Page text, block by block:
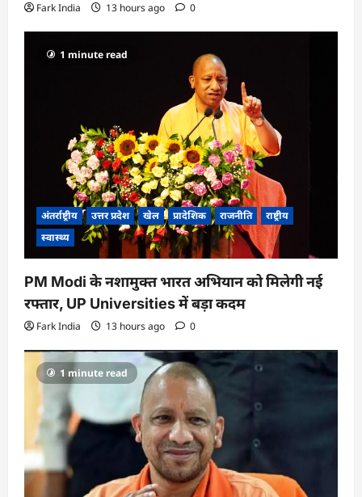
Fark India 13 hours ago 0
1 minute read
अंतर्राष्ट्रीय उत्तर प्रदेश खेल प्रादेशिक राजनीति
राष्ट्रीय
स्वास्थ्य
PM Modi के नशामुक्त भारत अभियान को मिलेगी नई
रफ्तार, UP Universities में बड़ा कदम
Fark India 13 hours ago 0
1 minute read